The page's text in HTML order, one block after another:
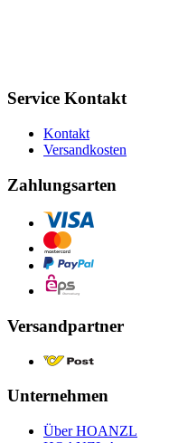
Service Kontakt
Kontakt
Versandkosten
Zahlungsarten
Versandpartner
Unternehmen
Über HOANZL